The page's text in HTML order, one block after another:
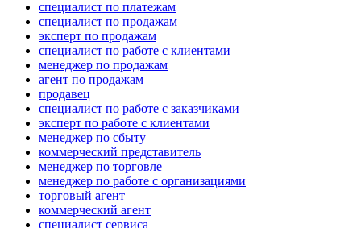
специалист по платежам
специалист по продажам
эксперт по продажам
специалист по работе с клиентами
менеджер по продажам
агент по продажам
продавец
специалист по работе с заказчиками
эксперт по работе с клиентами
менеджер по сбыту
коммерческий представитель
менеджер по торговле
менеджер по работе с организациями
торговый агент
коммерческий агент
специалист сервиса